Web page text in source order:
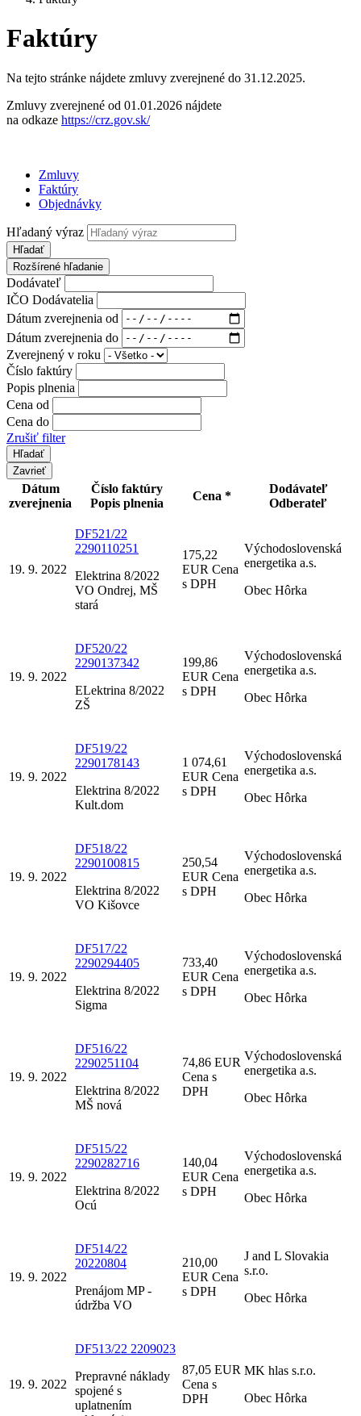
Faktúry
Na tejto stránke nájdete zmluvy zverejnené do 31.12.2025.
Zmluvy zverejnené od 01.01.2026 nájdete
na odkaze https://crz.gov.sk/
Zmluvy
Faktúry
Objednávky
Hľadaný výraz
Hľadať
Rozšírené hľadanie
Dodávateľ
IČO Dodávatelia
Dátum zverejnenia od
Dátum zverejnenia do
Zverejnený v roku
Číslo faktúry
Popis plnenia
Cena od
Cena do
Zrušiť filter
Zavrieť
Dátum
zverejnenia
Číslo faktúry
Popis plnenia
Cena *
Dodávateľ
Odberateľ
19. 9. 2022
DF521/22
2290110251
Elektrina 8/2022
VO Ondrej, MŠ
stará
175,22
EUR Cena
s DPH
Východoslovenská
energetika a.s.
Obec Hôrka
19. 9. 2022
DF520/22
2290137342
ELektrina 8/2022
ZŠ
199,86
EUR Cena
s DPH
Východoslovenská
energetika a.s.
Obec Hôrka
19. 9. 2022
DF519/22
2290178143
Elektrina 8/2022
Kult.dom
1 074,61
EUR Cena
s DPH
Východoslovenská
energetika a.s.
Obec Hôrka
19. 9. 2022
DF518/22
2290100815
Elektrina 8/2022
VO Kišovce
250,54
EUR Cena
s DPH
Východoslovenská
energetika a.s.
Obec Hôrka
19. 9. 2022
DF517/22
2290294405
Elektrina 8/2022
Sigma
733,40
EUR Cena
s DPH
Východoslovenská
energetika a.s.
Obec Hôrka
19. 9. 2022
DF516/22
2290251104
Elektrina 8/2022
MŠ nová
74,86 EUR
Cena s
DPH
Východoslovenská
energetika a.s.
Obec Hôrka
19. 9. 2022
DF515/22
2290282716
Elektrina 8/2022
Ocú
140,04
EUR Cena
s DPH
Východoslovenská
energetika a.s.
Obec Hôrka
19. 9. 2022
DF514/22
20220804
Prenájom MP -
údržba VO
210,00
EUR Cena
s DPH
J and L Slovakia
s.r.o.
Obec Hôrka
19. 9. 2022
DF513/22 2209023
Prepravné náklady
spojené s
uplatnením
87,05 EUR
Cena s
DPH
MK hlas s.r.o.
Obec Hôrka